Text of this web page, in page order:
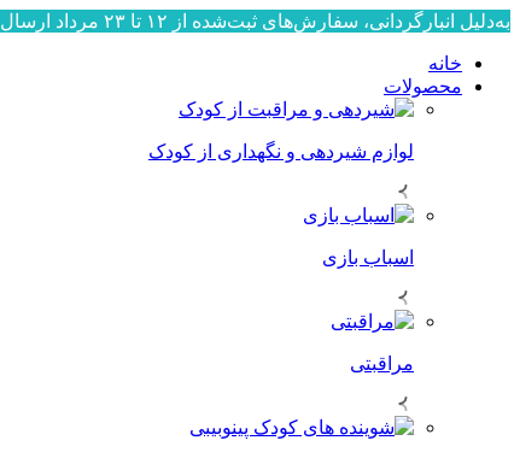
به‌دلیل انبارگردانی، سفارش‌های ثبت‌شده از ۱۲ تا ۲۳ مرداد ارسال نمی‌شوند. ارسال سفارش‌ها از ۲۴ مرداد به‌ترتیب ثبت، آغاز خواهد شد. از صبوری و همراهی شما سپاسگزاریم.
خانه
محصولات
لوازم شیردهی و نگهداری از کودک
اسباب بازی
مراقبتی